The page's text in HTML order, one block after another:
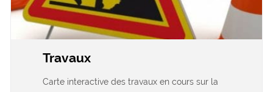
Travaux
Carte interactive des travaux en cours sur la